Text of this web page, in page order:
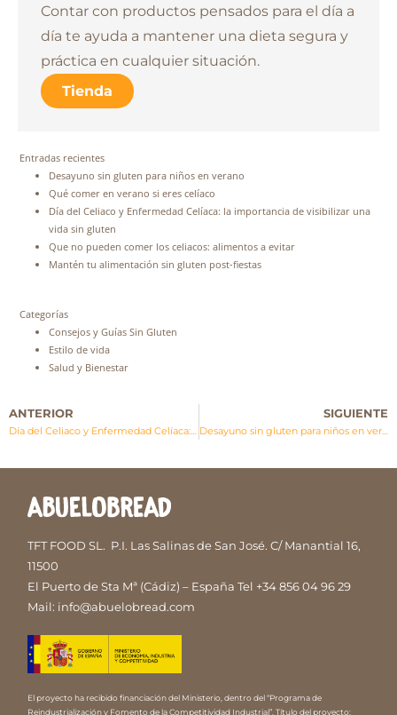
Contar con productos pensados para el día a
día te ayuda a mantener una dieta segura y
práctica en cualquier situación.
Tienda
Entradas recientes
Desayuno sin gluten para niños en verano
Qué comer en verano si eres celíaco
Día del Celiaco y Enfermedad Celíaca: la importancia de visibilizar una
vida sin gluten
Que no pueden comer los celiacos: alimentos a evitar
Mantén tu alimentación sin gluten post-fiestas
Categorías
Consejos y Guías Sin Gluten
Estilo de vida
Salud y Bienestar
ANTERIOR
Día del Celiaco y Enfermedad Celíaca: la importancia de visibilizar una vida sin gluten
SIGUIENTE
Desayuno sin gluten para niños en verano
TFT FOOD SL. P.I. Las Salinas de San José. C/ Manantial 16,
11500
El Puerto de Sta Mª (Cádiz) – España Tel +34 856 04 96 29
Mail: info@abuelobread.com
El proyecto ha recibido financiación del Ministerio, dentro del “Programa de
Reindustrialización y Fomento de la Competitividad Industrial”. Título del proyecto: